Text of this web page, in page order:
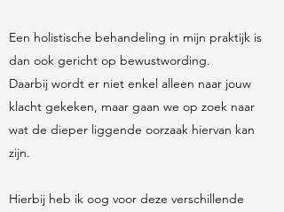
Een holistische behandeling in mijn praktijk is
dan ook gericht op bewustwording.
Daarbij wordt er niet enkel alleen naar jouw
klacht gekeken, maar gaan we op zoek naar
wat de dieper liggende oorzaak hiervan kan
zijn.
Hierbij heb ik oog voor deze verschillende